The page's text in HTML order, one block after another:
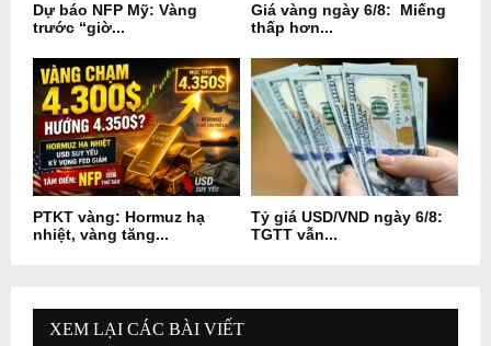
Dự báo NFP Mỹ: Vàng
trước “giờ...
Giá vàng ngày 6/8: Miếng
thấp hơn...
PTKT vàng: Hormuz hạ
nhiệt, vàng tăng...
Tỷ giá USD/VND ngày 6/8:
TGTT vẫn...
XEM LẠI CÁC BÀI VIẾT